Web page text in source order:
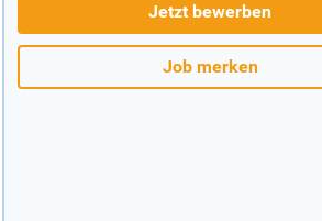
Jetzt bewerben
Job merken